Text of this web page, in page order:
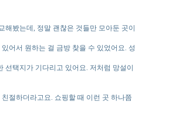
봤는데, 정말 괜찮은 것들만 모아둔 곳이
어서 원하는 걸 금방 찾을 수 있었어요. 성
택지가 기다리고 있어요. 저처럼 망설이
절하더라고요. 쇼핑할 때 이런 곳 하나쯤